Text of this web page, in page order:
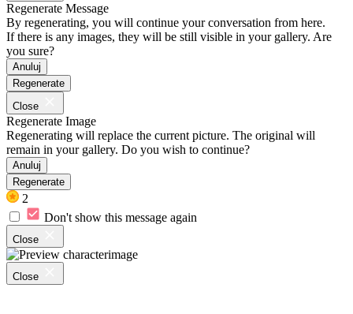
Regenerate Message
By regenerating, you will continue your conversation from here.
If there is any images, they will be still visible in your gallery. Are
you sure?
Anuluj
Regenerate
Close
Regenerate Image
Regenerating will replace the current picture. The original will
remain in your gallery. Do you wish to continue?
Anuluj
Regenerate
2
Don't show this message again
Close
Close